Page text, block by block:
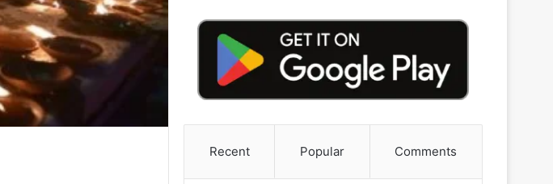
Recent Popular Comments